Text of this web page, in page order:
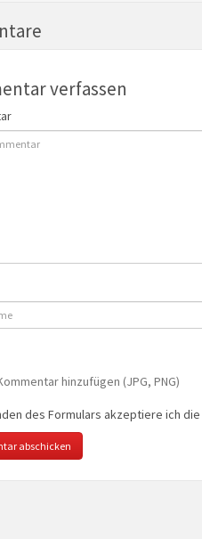
verfassen
hinzufügen (JPG, PNG)
des Formulars akzeptiere ich die